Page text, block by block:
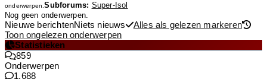
onderwerpen.Subforums: Super-Isol
Nog geen onderwerpen.
Nieuwe berichtenNiets nieuws
Alles als gelezen markeren
Toon ongelezen onderwerpen
Statistieken
859
Onderwerpen
1.688